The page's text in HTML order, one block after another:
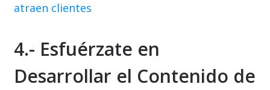
atraen clientes
4.- Esfuérzate en
Desarrollar el Contenido de